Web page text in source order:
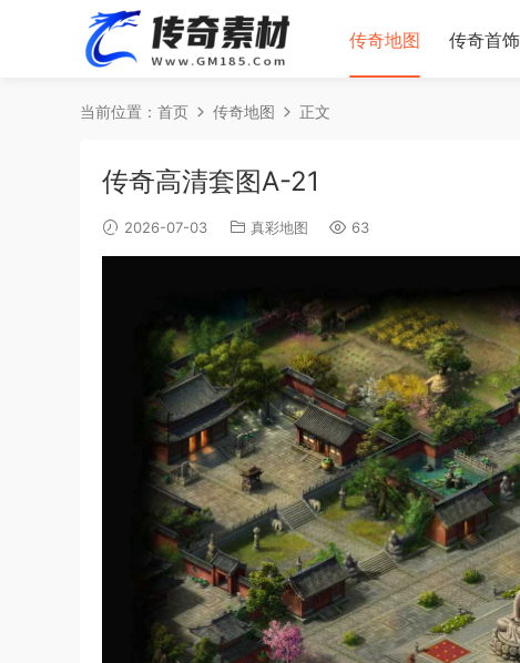
传奇地图 传奇首饰
当前位置： 首页 传奇地图 正文
传奇高清套图A-21
2026-07-03 真彩地图 63